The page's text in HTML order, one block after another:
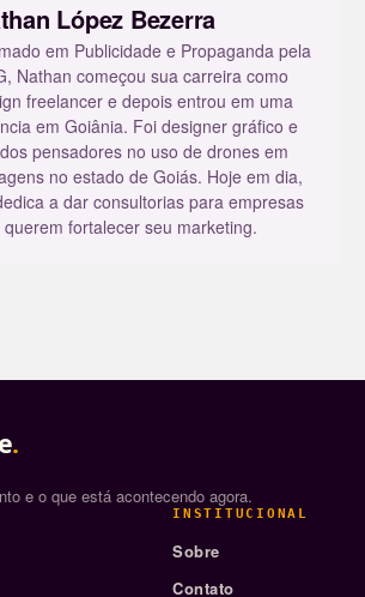
López Bezerra
em Publicidade e Propaganda pela
Nathan começou sua carreira como
freelancer e depois entrou em uma
em Goiânia. Foi designer gráfico e
pensadores no uso de drones em
no estado de Goiás. Hoje em dia,
a dar consultorias para empresas
querem fortalecer seu marketing.
.
e o que está acontecendo agora.
INSTITUCIONAL
Sobre
Contato